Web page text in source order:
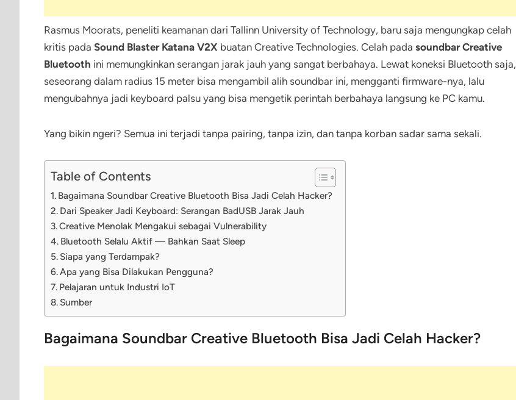
Rasmus Moorats, peneliti keamanan dari Tallinn University of Technology, baru saja mengungkap celah
kritis pada Sound Blaster Katana V2X buatan Creative Technologies. Celah pada soundbar Creative
Bluetooth ini memungkinkan serangan jarak jauh yang sangat berbahaya. Lewat koneksi Bluetooth saja,
seseorang dalam radius 15 meter bisa mengambil alih soundbar ini, mengganti firmware-nya, lalu
mengubahnya jadi keyboard palsu yang bisa mengetik perintah berbahaya langsung ke PC kamu.
Yang bikin ngeri? Semua ini terjadi tanpa pairing, tanpa izin, dan tanpa korban sadar sama sekali.
Table of Contents
Bagaimana Soundbar Creative Bluetooth Bisa Jadi Celah Hacker?
Dari Speaker Jadi Keyboard: Serangan BadUSB Jarak Jauh
Creative Menolak Mengakui sebagai Vulnerability
Bluetooth Selalu Aktif — Bahkan Saat Sleep
Siapa yang Terdampak?
Apa yang Bisa Dilakukan Pengguna?
Pelajaran untuk Industri IoT
Sumber
Bagaimana Soundbar Creative Bluetooth Bisa Jadi Celah Hacker?